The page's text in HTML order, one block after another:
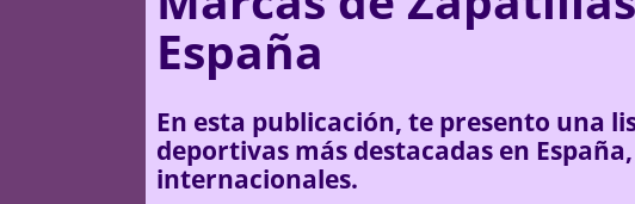
España
En esta publicación, te presento una
deportivas más destacadas en
internacionales.